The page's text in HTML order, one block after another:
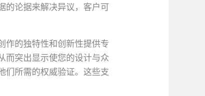
的论据来解决异议，客户可
作的独特性和创新性提供专
而突出显示使您的设计与众
们所需的权威验证。这些支